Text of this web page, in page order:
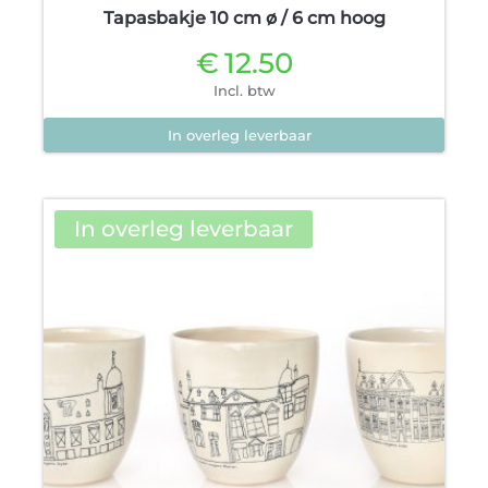
Tapasbakje 10 cm ø / 6 cm hoog
€12.50
Incl. btw
In overleg leverbaar
In overleg leverbaar